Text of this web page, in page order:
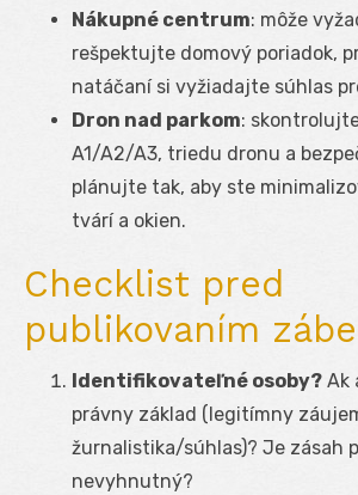
Nákupné centrum: môže
rešpektujte domový poriadok,
natáčaní si vyžiadajte súhlas
Dron nad parkom:
A1/A2/A3, triedu dronu a
plánujte tak, aby ste
tvárí a okien.
Checklist pred
publikovaním
Identifikovateľné osoby? Ak
právny základ (legitímny
žurnalistika/súhlas)? Je zásah
nevyhnutný?